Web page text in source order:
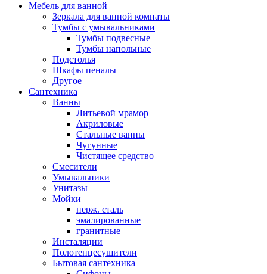
Мебель для ванной
Зеркала для ванной комнаты
Тумбы с умывальниками
Тумбы подвесные
Тумбы напольные
Подстолья
Шкафы пеналы
Другое
Сантехника
Ванны
Литьевой мрамор
Акриловые
Стальные ванны
Чугунные
Чистящее средство
Смесители
Умывальники
Унитазы
Мойки
нерж. сталь
эмалированные
гранитные
Инсталяции
Полотенцесушители
Бытовая сантехника